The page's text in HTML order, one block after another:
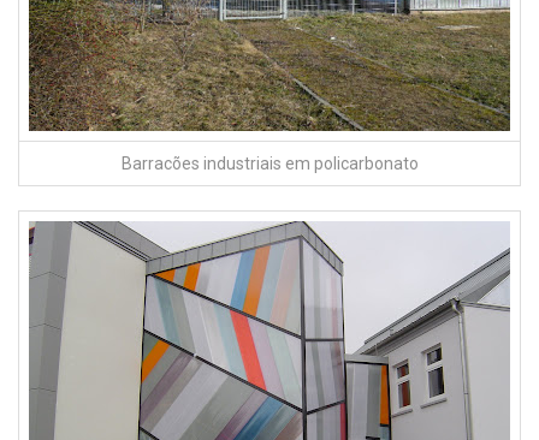
Barracões industriais em policarbonato